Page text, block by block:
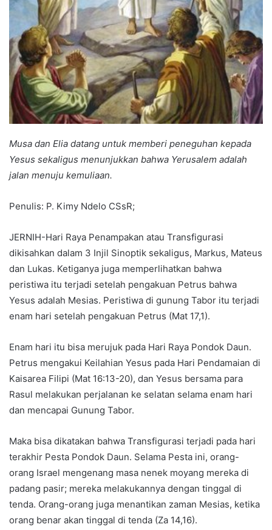
Musa dan Elia datang untuk memberi peneguhan kepada
Yesus sekaligus menunjukkan bahwa Yerusalem adalah
jalan menuju kemuliaan.
Penulis: P. Kimy Ndelo CSsR;
JERNIH-Hari Raya Penampakan atau Transfigurasi
dikisahkan dalam 3 Injil Sinoptik sekaligus, Markus, Mateus
dan Lukas. Ketiganya juga memperlihatkan bahwa
peristiwa itu terjadi setelah pengakuan Petrus bahwa
Yesus adalah Mesias. Peristiwa di gunung Tabor itu terjadi
enam hari setelah pengakuan Petrus (Mat 17,1).
Enam hari itu bisa merujuk pada Hari Raya Pondok Daun.
Petrus mengakui Keilahian Yesus pada Hari Pendamaian di
Kaisarea Filipi (Mat 16:13-20), dan Yesus bersama para
Rasul melakukan perjalanan ke selatan selama enam hari
dan mencapai Gunung Tabor.
Maka bisa dikatakan bahwa Transfigurasi terjadi pada hari
terakhir Pesta Pondok Daun. Selama Pesta ini, orang-
orang Israel mengenang masa nenek moyang mereka di
padang pasir; mereka melakukannya dengan tinggal di
tenda. Orang-orang juga menantikan zaman Mesias, ketika
orang benar akan tinggal di tenda (Za 14,16).